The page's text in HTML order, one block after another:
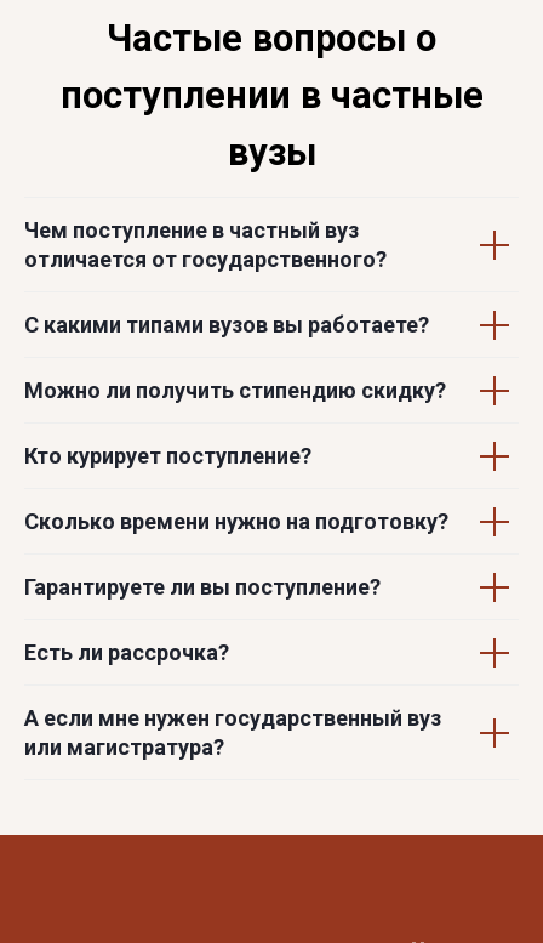
Чем поступление в частный вуз
отличается от государственного?
С какими типами вузов вы работаете?
Можно ли получить стипендию скидку?
Кто курирует поступление?
Сколько времени нужно на подготовку?
Гарантируете ли вы поступление?
Есть ли рассрочка?
А если мне нужен государственный вуз
или магистратура?